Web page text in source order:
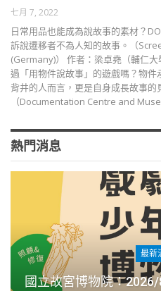
七月 7, 2022
日常用品也能成為說故事的素材？
訴說遷移者不為人知的故事。（
(Germany)） 作者：梁卓堯（輔仁
過「用物件說故事」的遊戲嗎？物
背井的人而言，更是自身成長故事
（Documentation Centre and
熱門消息
最新
國立故宮博物院：2026/